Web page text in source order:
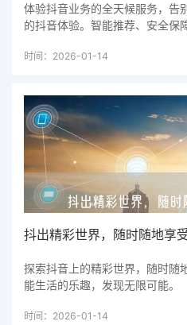
体验抖音业务的全天候服务，告
的抖音体验。智能推荐、安全保
时间：2026-01-14
抖出精彩世界，随时随地享
探索抖音上的精彩世界，随时随
能生活的乐趣，发现无限可能。
时间：2026-01-14